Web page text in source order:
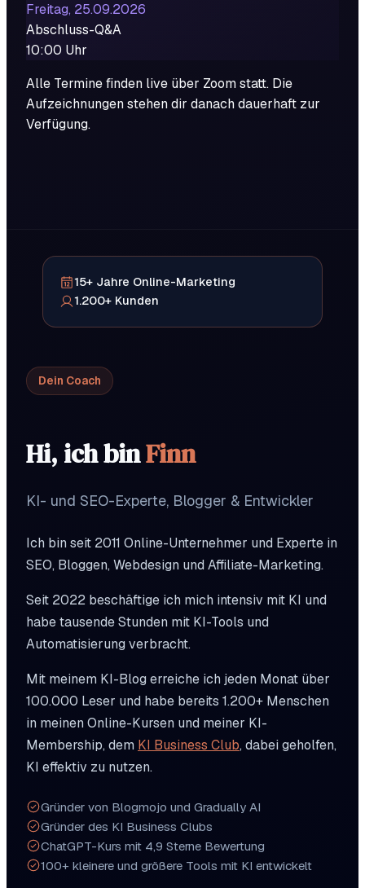
Freitag, 25.09.2026
Abschluss-Q&A
10:00 Uhr
Alle Termine finden live über Zoom statt. Die
Aufzeichnungen stehen dir danach dauerhaft zur
Verfügung.
15+ Jahre Online-Marketing
1.200+ Kunden
Dein Coach
Hi, ich binFinn
KI- und SEO-Experte, Blogger & Entwickler
Ich bin seit 2011 Online-Unternehmer und Experte in
SEO, Bloggen, Webdesign und Affiliate-Marketing.
Seit 2022 beschäftige ich mich intensiv mit KI und
habe tausende Stunden mit KI-Tools und
Automatisierung verbracht.
Mit meinem KI-Blog erreiche ich jeden Monat über
100.000 Leser und habe bereits 1.200+ Menschen
in meinen Online-Kursen und meiner KI-
Membership, dem KI Business Club, dabei geholfen,
KI effektiv zu nutzen.
Gründer von Blogmojo und Gradually AI
Gründer des KI Business Clubs
ChatGPT-Kurs mit 4,9 Sterne Bewertung
100+ kleinere und größere Tools mit KI entwickelt